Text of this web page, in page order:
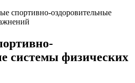
спортивно-оздоровительные
системы физических